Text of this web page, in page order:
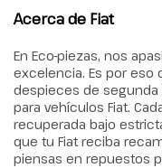
Acerca de Fiat
En Eco-piezas, nos
excelencia. Es por
despieces de
para vehículos Fiat.
recuperada bajo
que tu Fiat reciba
piensas en repuestos